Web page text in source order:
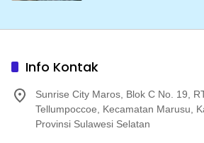
Info Kontak
Sunrise City Maros, Blok C No. 19,
Tellumpoccoe, Kecamatan Marusu,
Provinsi Sulawesi Selatan